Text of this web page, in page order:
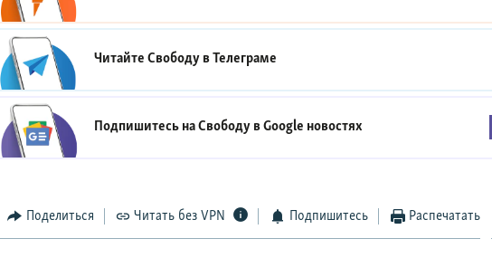
Читайте Свободу вТелеграме
Подпишитесь на Свободу вGoogle новостях
Поделиться Читать без VPN Подпишитесь Распечатать